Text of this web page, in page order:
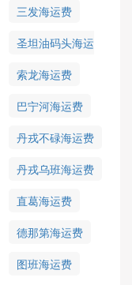
三发海运费
圣坦油码头海运
索龙海运费
巴宁河海运费
丹戎不碌海运费
丹戎乌班海运费
直葛海运费
德那第海运费
图班海运费